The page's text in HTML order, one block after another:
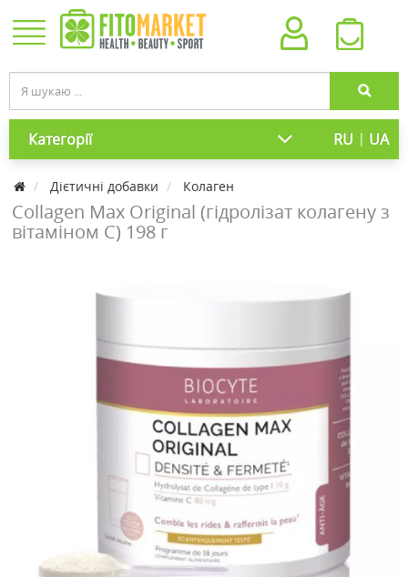
Категорії RU | UA
Дієтичні добавки Колаген
Collagen Max Original (гідролізат колагену з
вітаміном С) 198 г